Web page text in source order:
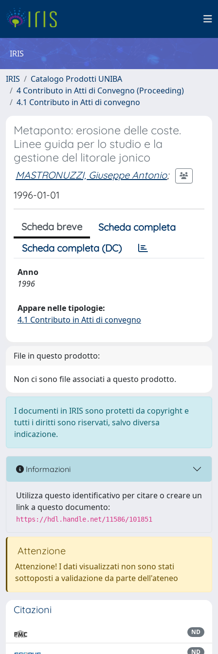
IRIS
IRIS
Catalogo Prodotti UNIBA
4 Contributo in Atti di Convegno (Proceeding)
4.1 Contributo in Atti di convegno
Metaponto: erosione delle coste.
Linee guida per lo studio e la
gestione del litorale jonico
MASTRONUZZI, Giuseppe Antonio;
1996-01-01
Scheda breve
Scheda completa
Scheda completa (DC)
Anno
1996
Appare nelle tipologie:
4.1 Contributo in Atti di convegno
File in questo prodotto:
Non ci sono file associati a questo prodotto.
I documenti in IRIS sono protetti da copyright e
tutti i diritti sono riservati, salvo diversa
indicazione.
Informazioni
Utilizza questo identificativo per citare o creare un
link a questo documento:
https://hdl.handle.net/11586/101851
Attenzione
Attenzione! I dati visualizzati non sono stati
sottoposti a validazione da parte dell'ateneo
Citazioni
ND
ND